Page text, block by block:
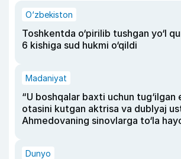
O‘zbekiston
Toshkentda o‘pirilib tushgan yo‘l
6 kishiga sud hukmi o‘qildi
Madaniyat
“U boshqalar baxti uchun tug‘ilgan
otasini kutgan aktrisa va dublyaj
Ahmedovaning sinovlarga to‘la
Dunyo